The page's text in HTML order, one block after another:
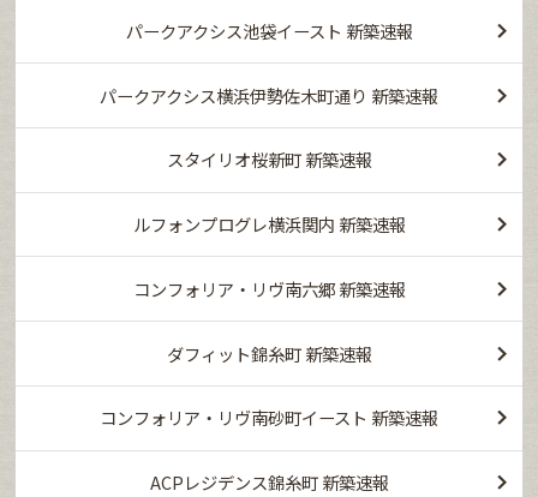
パークアクシス池袋イースト 新築速報
パークアクシス横浜伊勢佐木町通り 新築速報
スタイリオ桜新町 新築速報
ルフォンプログレ横浜関内 新築速報
コンフォリア・リヴ南六郷 新築速報
ダフィット錦糸町 新築速報
コンフォリア・リヴ南砂町イースト 新築速報
ACPレジデンス錦糸町 新築速報